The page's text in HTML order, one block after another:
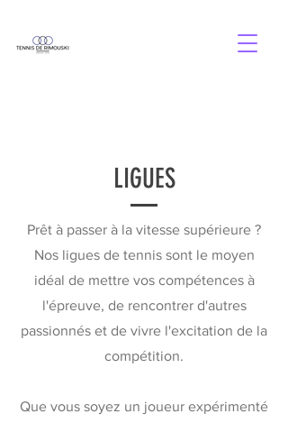
LIGUES
Prêt à passer à la vitesse supérieure ?
Nos ligues de tennis sont le moyen
idéal de mettre vos compétences à
l'épreuve, de rencontrer d'autres
passionnés et de vivre l'excitation de la
compétition.
Que vous soyez un joueur expérimenté